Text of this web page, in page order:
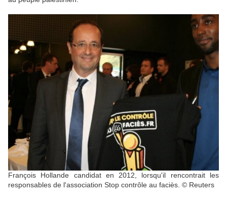
François Hollande candidat en 2012, lorsqu'il rencontrait les
responsables de l'association Stop contrôle au faciès. © Reuters